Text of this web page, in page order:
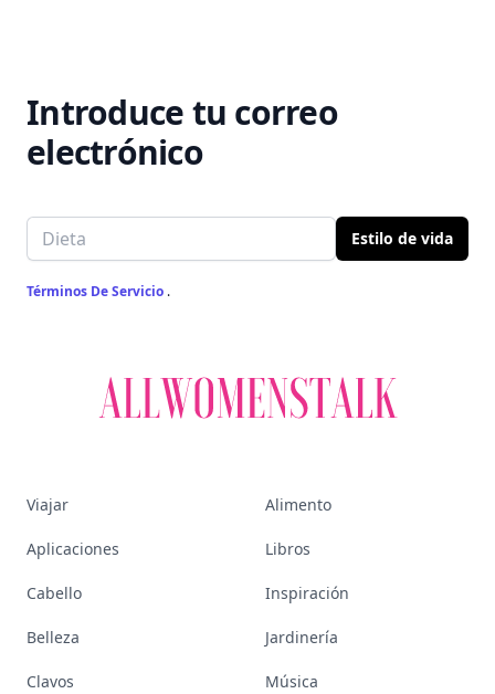
Introduce tu correo
electrónico
Email address Estilo de vida
Términos De Servicio .
Viajar Alimento
Aplicaciones Libros
Cabello Inspiración
Belleza Jardinería
Clavos Música